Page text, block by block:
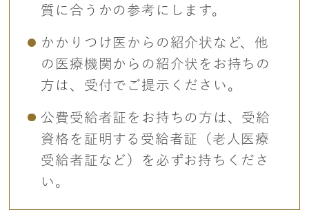
質に合うかの参考にします。
かかりつけ医からの紹介状など、他
の医療機関からの紹介状をお持ちの
方は、受付でご提示ください。
公費受給者証をお持ちの方は、受給
資格を証明する受給者証（老人医療
受給者証など）を必ずお持ちくださ
い。